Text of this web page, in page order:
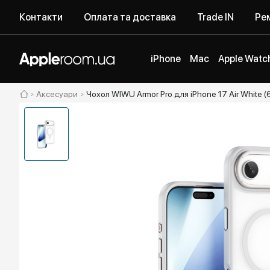
Контакти Оплата та доставка Trade IN
iPhone Mac Apple
Аксесуари Чохол WIWU Armor Pro для iPhone 17 Air